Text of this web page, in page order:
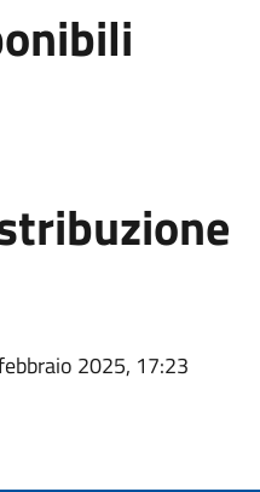
2025, 17:23